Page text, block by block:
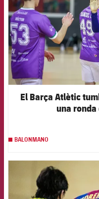
El Barça Atlètic
una
BALONMANO